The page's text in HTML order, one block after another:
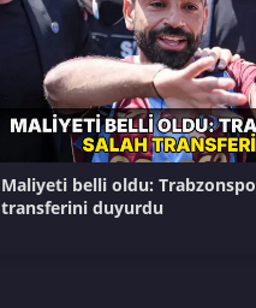
Maliyeti belli oldu:
transferini duyurdu